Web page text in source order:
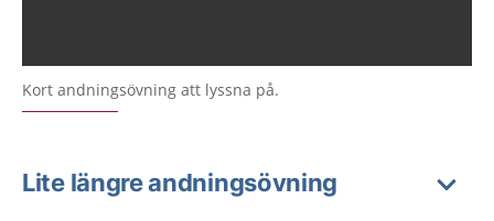
Kort andningsövning att lyssna på.
Lite längre andningsövning